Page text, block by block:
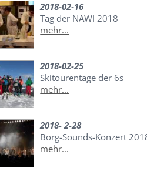
2018-02-16
Tag der NAWI 2018
mehr...
2018-02-25
Skitourentage der 6s
mehr...
2018- 2-28
Borg-Sounds-Konzert
mehr...